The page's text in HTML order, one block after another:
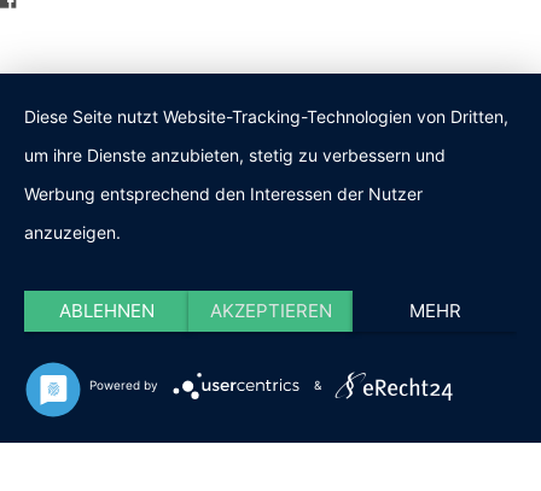
Diese Seite nutzt Website-Tracking-Technologien von Dritten,
um ihre Dienste anzubieten, stetig zu verbessern und
Werbung entsprechend den Interessen der Nutzer
anzuzeigen.
ABLEHNEN AKZEPTIEREN MEHR
Powered by &